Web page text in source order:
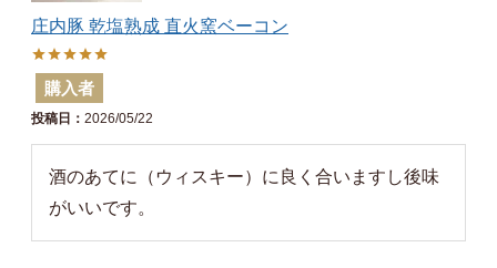
庄内豚 乾塩熟成 直火窯ベーコン
購入者
投稿日 2026/05/22
酒のあてに（ウィスキー）に良く合いますし後味
がいいです。